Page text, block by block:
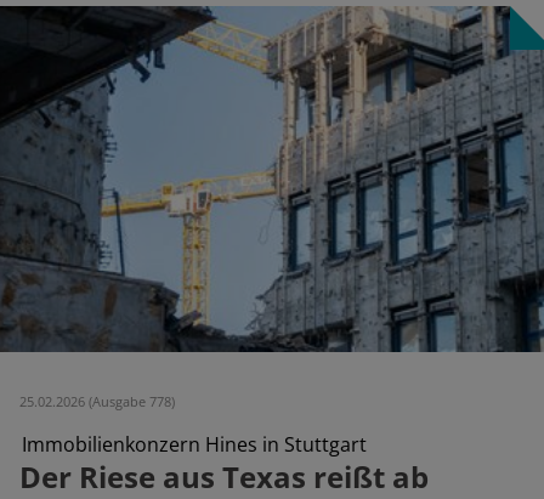
25.02.2026 (Ausgabe 778)
Immobilienkonzern Hines in Stuttgart
Der Riese aus Texas reißt ab